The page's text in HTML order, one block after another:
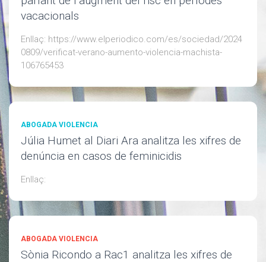
vacacionals
Enllaç: https://www.elperiodico.com/es/sociedad/2024
0809/verificat-verano-aumento-violencia-machista-
106765453
ABOGADA VIOLENCIA
Júlia Humet al Diari Ara analitza les xifres de
denúncia en casos de feminicidis
Enllaç:
ABOGADA VIOLENCIA
Sònia Ricondo a Rac1 analitza les xifres de